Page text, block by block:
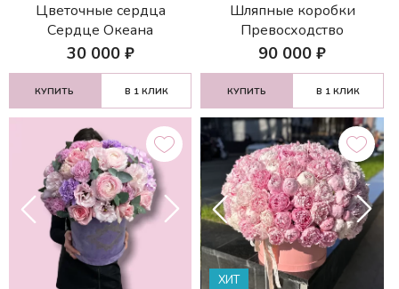
Цветочные сердца
Сердце Океана
30 000₽
КУПИТЬ В 1 КЛИК
Шляпные коробки
Превосходство
90 000 ₽
КУПИТЬ В 1 КЛИК
ХИТ
НАЙТИ